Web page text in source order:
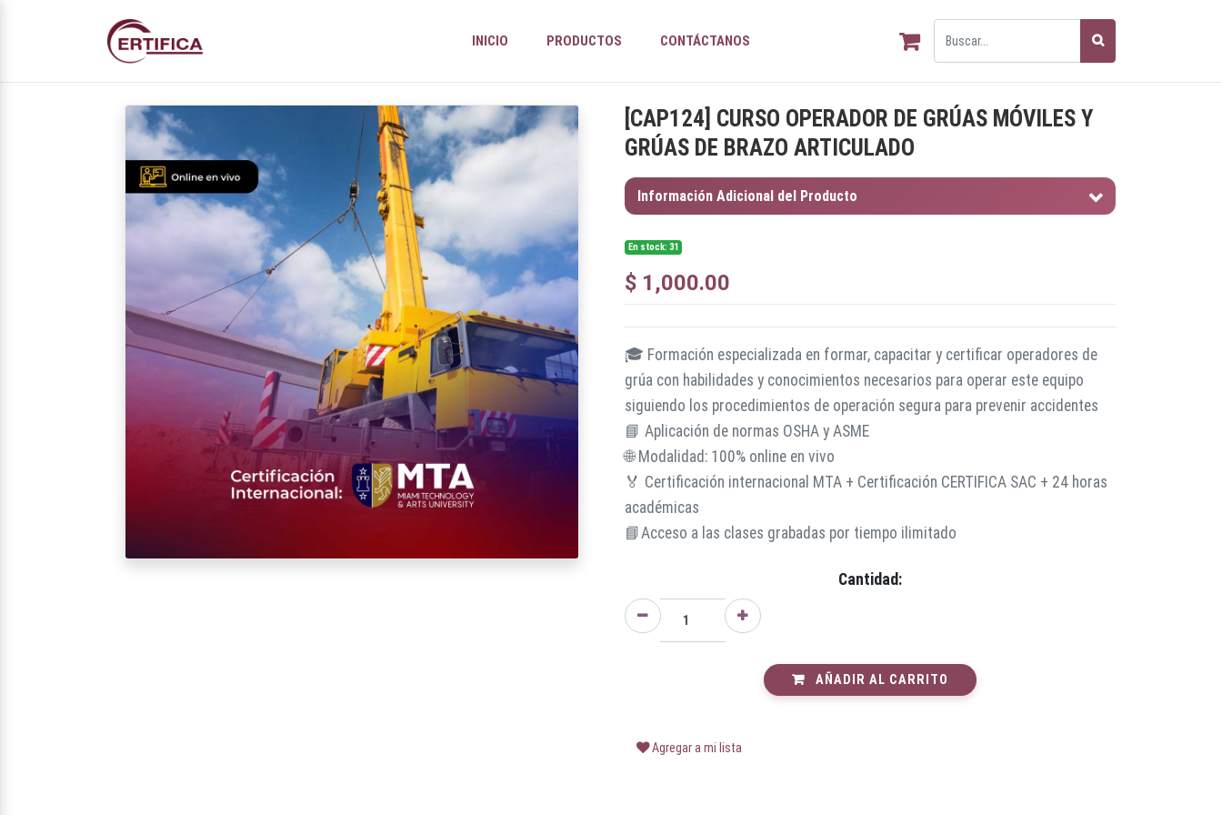
INICIO PRODUCTOS CONTÁCTANOS
CAP124 CURSO OPERADOR DE GRÚAS MÓVILES Y
GRÚAS DE BRAZO ARTICULADO
Información Adicional del Producto
En stock: 31
$ 1,000.00
🎓 Formación especializada en formar, capacitar y certificar operadores de
grúa con habilidades y conocimientos necesarios para operar este equipo
siguiendo los procedimientos de operación segura para prevenir accidentes
📘 Aplicación de normas OSHA y ASME
🌐 Modalidad: 100% online en vivo
🏅 Certificación internacional MTA + Certificación CERTIFICA SAC + 24 horas
académicas
📘Acceso a las clases grabadas por tiempo ilimitado
Cantidad:
AÑADIR AL CARRITO
Agregar a mi lista